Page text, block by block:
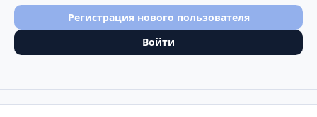
Регистрация нового пользователя
Войти